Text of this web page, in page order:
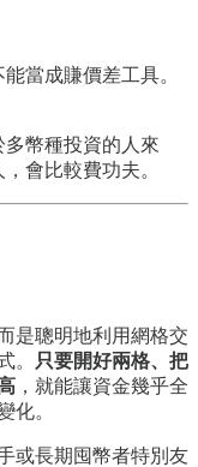
當成賺價差工具。
幣種投資的人來
會比較費功夫。
是聰明地利用網格交
。
只要開好兩格、把
，就能讓資金幾乎全
化。
或長期囤幣者特別友